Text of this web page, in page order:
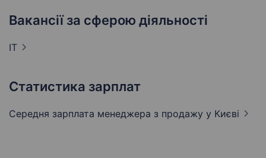
Вакансії за сферою діяльності
IT
Статистика зарплат
Середня зарплата менеджера з продажу у Києві